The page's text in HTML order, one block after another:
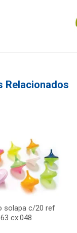
Relacionados
solapa c/20 ref
cx:048